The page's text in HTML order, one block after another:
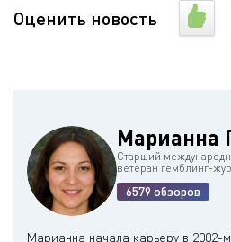
Оценить новость
Марианна
Старший
ветеран гемблинг-
6579 обзоров
Марианна начала карьеру в 2002-